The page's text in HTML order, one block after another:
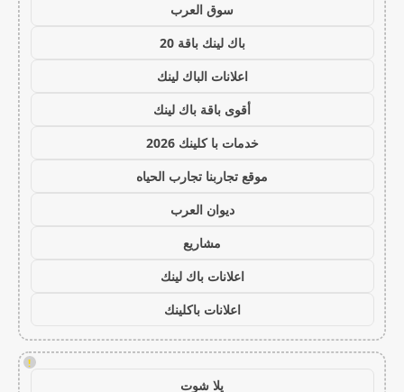
سوق العرب
باك لينك باقة 20
اعلانات الباك لينك
أقوى باقة باك لينك
خدمات با كلينك 2026
موقع تجاربنا تجارب الحياه
ديوان العرب
مشاريع
اعلانات باك لينك
اعلانات باكلينك
!
يلا شوت